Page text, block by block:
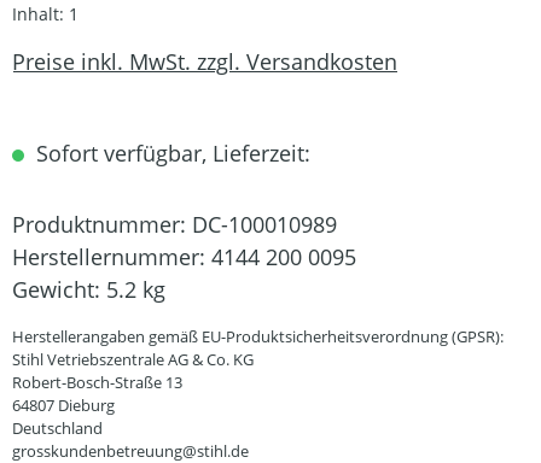
Inhalt: 1
Preise inkl. MwSt. zzgl. Versandkosten
Sofort verfügbar, Lieferzeit:
Produktnummer: DC-100010989
Herstellernummer: 4144 200 0095
Gewicht: 5.2 kg
Herstellerangaben gemäß EU-Produktsicherheitsverordnung (GPSR):
Stihl Vetriebszentrale AG & Co. KG
Robert-Bosch-Straße 13
64807 Dieburg
Deutschland
grosskundenbetreuung@stihl.de